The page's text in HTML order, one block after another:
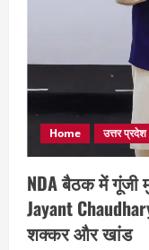
Home उत्तर प्रदेश
NDA बैठक में गूंजी
Jayant
शक्कर और खांड